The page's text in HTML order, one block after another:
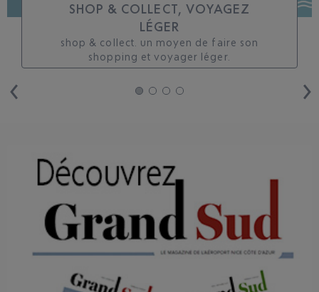
SHOP & COLLECT, VOYAGEZ
LÉGER
shop & collect. un moyen de faire son
shopping et voyager léger.